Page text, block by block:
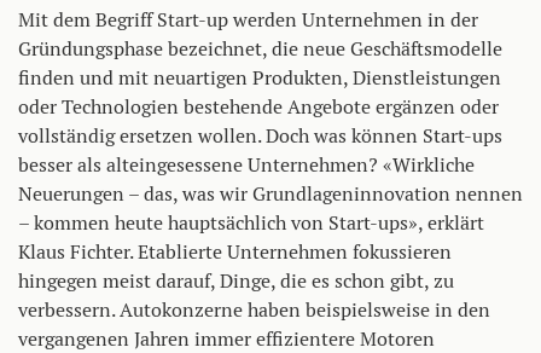
Mit dem Begriff Start-up werden Unternehmen in der
Gründungsphase bezeichnet, die neue Geschäftsmodelle
finden und mit neuartigen Produkten, Dienstleistungen
oder Technologien bestehende Angebote ergänzen oder
vollständig ersetzen wollen. Doch was können Start-ups
besser als alteingesessene Unternehmen? «Wirkliche
Neuerungen – das, was wir Grundlageninnovation nennen
– kommen heute hauptsächlich von Start-ups», erklärt
Klaus Fichter. Etablierte Unternehmen fokussieren
hingegen meist darauf, Dinge, die es schon gibt, zu
verbessern. Autokonzerne haben beispielsweise in den
vergangenen Jahren immer effizientere Motoren